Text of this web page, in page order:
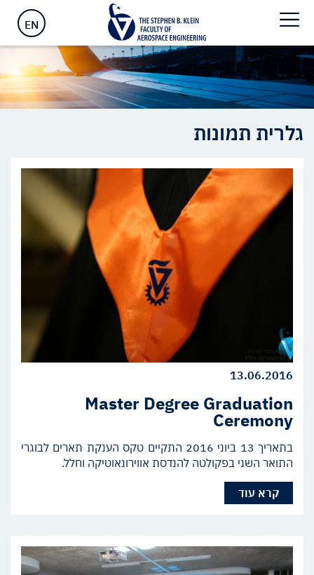
EN
גלרית תמונות
13.06.2016
Master Degree Graduation
Ceremony
בתאריך 13 ביוני 2016 התקיים טקס הענקת תארים לבוגרי
התואר השני בפקולטה להנדסת אווירונאוטיקה וחלל.
קרא עוד